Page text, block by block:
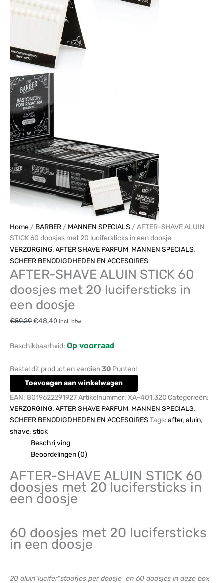
Home / BARBER / MANNEN SPECIALS / AFTER-SHAVE ALUIN
STICK 60 doosjes met 20 lucifersticks in een doosje
VERZORGING,AFTER SHAVE PARFUM, MANNEN SPECIALS,
SCHEER BENODIGDHEDEN EN ACCESOIRES
AFTER-SHAVE ALUIN STICK 60
doosjes met 20 lucifersticks in
een doosje
€59,29€48,40 incl. btw
Beschikbaarheid: Op voorraad
Bestel dit product en verdien30 Punten!
Toevoegen aan winkelwagen
EAN: 8019622291927Artikelnummer: XA-401.320 Categorieën:
VERZORGING,AFTER SHAVE PARFUM, MANNEN SPECIALS,
SCHEER BENODIGDHEDEN EN ACCESOIRES Tags: after,aluin,
shave,stick
Beschrijving
Beoordelingen (0)
AFTER-SHAVE ALUIN STICK 60
doosjes met 20 lucifersticks in
een doosje
60 doosjes met 20 lucifersticks
in een doosje
20 aluin”lucifer”staafjes per doosje en 60 doosjes in deze box